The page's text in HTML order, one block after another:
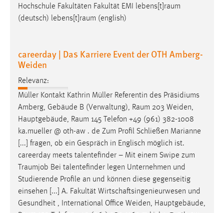
Hochschule Fakultäten Fakultät EMI lebens[t]raum
(deutsch) lebens[t]raum (english)
careerday | Das Karriere Event der OTH Amberg-
Weiden
Relevanz:
Müller Kontakt Kathrin Müller Referentin des Präsidiums
Amberg, Gebäude B (Verwaltung), Raum 203 Weiden,
Hauptgebäude, Raum 145 Telefon +49 (961) 382-1008
ka.mueller @ oth-aw . de Zum Profil Schließen Marianne
[...] fragen, ob ein Gespräch in Englisch möglich ist.
careerday meets talentefinder – Mit einem Swipe zum
Traumjob Bei talentefinder legen Unternehmen und
Studierende Profile an und können diese gegenseitig
einsehen [...] A. Fakultät Wirtschaftsingenieurwesen und
Gesundheit , International Office Weiden, Hauptgebäude,